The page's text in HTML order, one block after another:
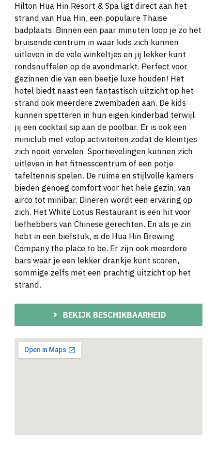
Hilton Hua Hin Resort & Spa ligt direct aan het
strand van Hua Hin, een populaire Thaise
badplaats. Binnen een paar minuten loop je zo het
bruisende centrum in waar kids zich kunnen
uitleven in de vele winkeltjes en jij lekker kunt
rondsnuffelen op de avondmarkt. Perfect voor
gezinnen die van een beetje luxe houden! Het
hotel biedt naast een fantastisch uitzicht op het
strand ook meerdere zwembaden aan. De kids
kunnen spetteren in hun eigen kinderbad terwijl
jij een cocktail sip aan de poolbar. Er is ook een
miniclub met volop activiteiten zodat de kleintjes
zich nooit vervelen. Sportievelingen kunnen zich
uitleven in het fitnesscentrum of een potje
tafeltennis spelen. De ruime en stijlvolle kamers
bieden genoeg comfort voor het hele gezin, van
airco tot minibar. Dineren wordt een ervaring op
zich. Het White Lotus Restaurant is een hit voor
liefhebbers van Chinese gerechten. En als je zin
hebt in een biefstuk, is de Hua Hin Brewing
Company the place to be. Er zijn ook meerdere
bars waar je een lekker drankje kunt scoren,
sommige zelfs met een prachtig uitzicht op het
strand.
BEKIJK BESCHIKBAARHEID